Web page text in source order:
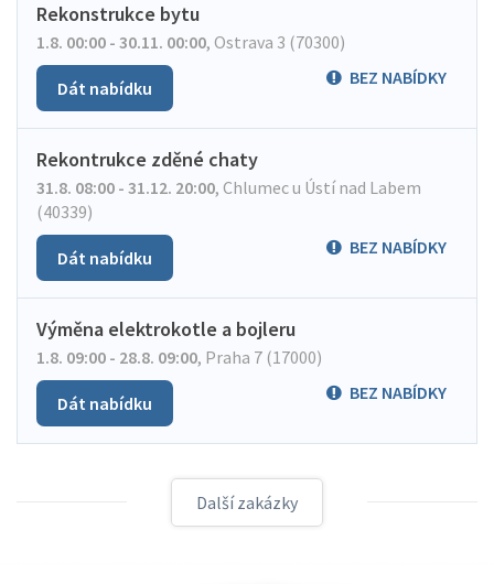
Rekonstrukce bytu
1.8. 00:00 - 30.11. 00:00, Ostrava 3 (70300)
BEZ NABÍDKY
Dát nabídku
Rekontrukce zděné chaty
31.8. 08:00 - 31.12. 20:00, Chlumec u Ústí nad Labem
(40339)
BEZ NABÍDKY
Dát nabídku
Výměna elektrokotle a bojleru
1.8. 09:00 - 28.8. 09:00, Praha 7 (17000)
BEZ NABÍDKY
Dát nabídku
Další zakázky